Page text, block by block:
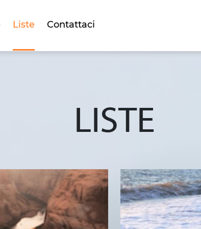
Liste Contattaci
LISTE